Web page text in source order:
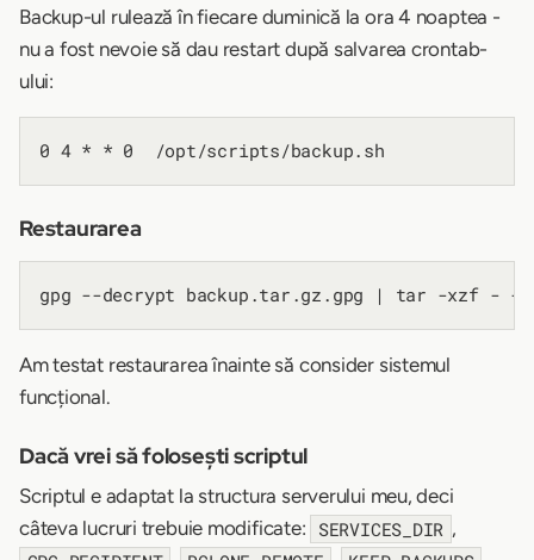
Backup-ul rulează în fiecare duminică la ora 4 noaptea -
nu a fost nevoie să dau restart după salvarea crontab-
ului:
Restaurarea
Am testat restaurarea înainte să consider sistemul
funcțional.
Dacă vrei să folosești scriptul
Scriptul e adaptat la structura serverului meu, deci
câteva lucruri trebuie modificate:
SERVICES_DIR ,